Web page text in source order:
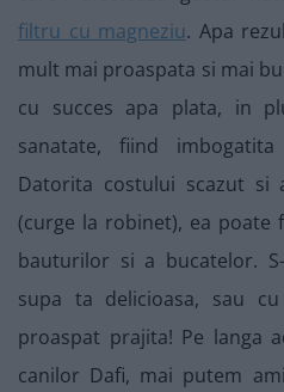
filtru cu magneziu. Apa
mult mai proaspata si mai
cu succes apa plata, in
sanatate, fiind
Datorita costului scazut si
(curge la robinet), ea poate
bauturilor si a bucatelor.
supa ta delicioasa, sau
proaspat prajita! Pe langa
canilor Dafi, mai putem